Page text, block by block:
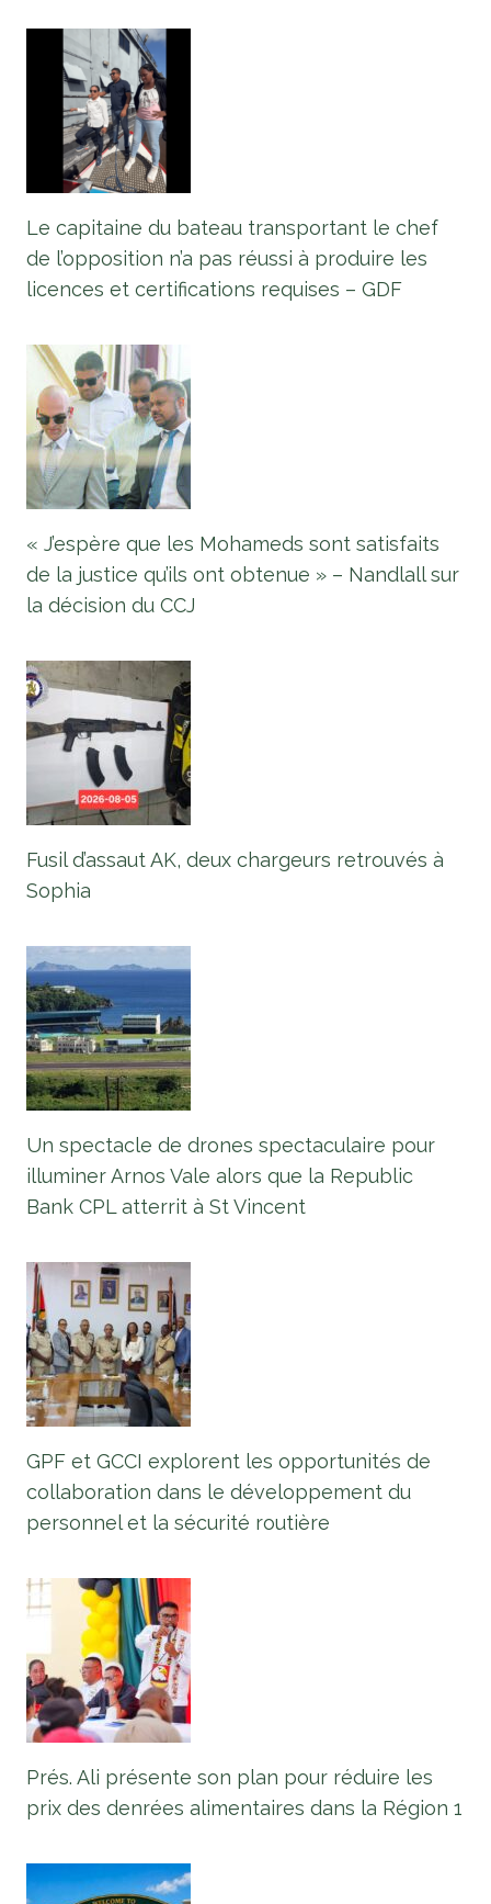
Le capitaine du bateau transportant le chef
de l’opposition n’a pas réussi à produire les
licences et certifications requises – GDF
« J’espère que les Mohameds sont satisfaits
de la justice qu’ils ont obtenue » – Nandlall sur
la décision du CCJ
Fusil d’assaut AK, deux chargeurs retrouvés à
Sophia
Un spectacle de drones spectaculaire pour
illuminer Arnos Vale alors que la Republic
Bank CPL atterrit à St Vincent
GPF et GCCI explorent les opportunités de
collaboration dans le développement du
personnel et la sécurité routière
Prés. Ali présente son plan pour réduire les
prix des denrées alimentaires dans la Région 1